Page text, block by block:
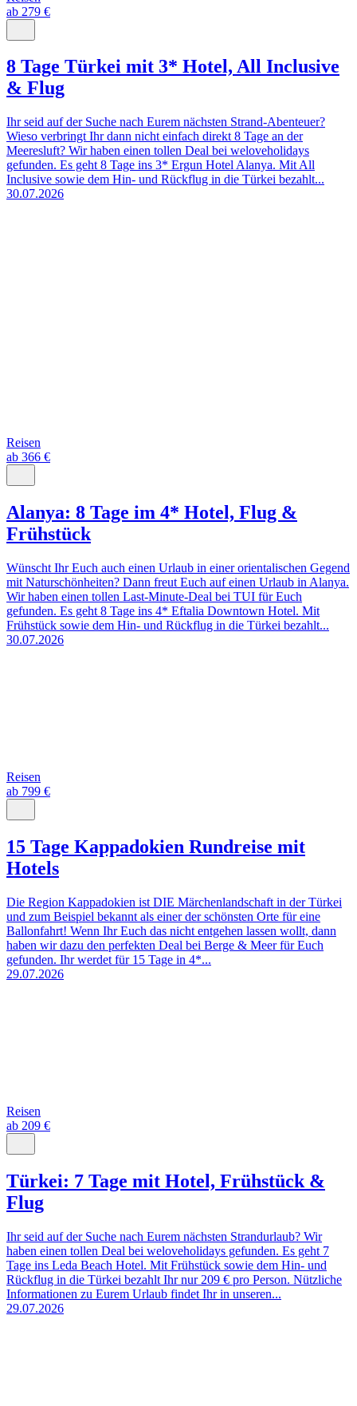
ab 279 €
8 Tage Türkei mit 3* Hotel, All Inclusive
& Flug
Ihr seid auf der Suche nach Eurem nächsten Strand-Abenteuer?
Wieso verbringt Ihr dann nicht einfach direkt 8 Tage an der
Meeresluft? Wir haben einen tollen Deal bei weloveholidays
gefunden. Es geht 8 Tage ins 3* Ergun Hotel Alanya. Mit All
Inclusive sowie dem Hin- und Rückflug in die Türkei bezahlt...
30.07.2026
Reisen
ab 366 €
Alanya: 8 Tage im 4* Hotel, Flug &
Frühstück
Wünscht Ihr Euch auch einen Urlaub in einer orientalischen Gegend
mit Naturschönheiten? Dann freut Euch auf einen Urlaub in Alanya.
Wir haben einen tollen Last-Minute-Deal bei TUI für Euch
gefunden. Es geht 8 Tage ins 4* Eftalia Downtown Hotel. Mit
Frühstück sowie dem Hin- und Rückflug in die Türkei bezahlt...
30.07.2026
Reisen
ab 799 €
15 Tage Kappadokien Rundreise mit
Hotels
Die Region Kappadokien ist DIE Märchenlandschaft in der Türkei
und zum Beispiel bekannt als einer der schönsten Orte für eine
Ballonfahrt! Wenn Ihr Euch das nicht entgehen lassen wollt, dann
haben wir dazu den perfekten Deal bei Berge & Meer für Euch
gefunden. Ihr werdet für 15 Tage in 4*...
29.07.2026
Reisen
ab 209 €
Türkei: 7 Tage mit Hotel, Frühstück &
Flug
Ihr seid auf der Suche nach Eurem nächsten Strandurlaub? Wir
haben einen tollen Deal bei weloveholidays gefunden. Es geht 7
Tage ins Leda Beach Hotel. Mit Frühstück sowie dem Hin- und
Rückflug in die Türkei bezahlt Ihr nur 209 € pro Person. Nützliche
Informationen zu Eurem Urlaub findet Ihr in unseren...
29.07.2026